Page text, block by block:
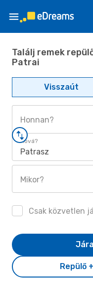
Találj remek
Patrai
Visszaút
Honnan?
Hová?
Patrasz
Mikor?
Csak közvetlen
Repülő